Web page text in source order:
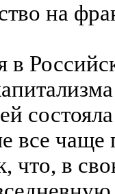
на
все
что, в